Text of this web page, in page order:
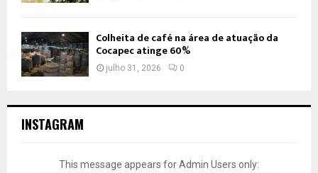
Colheita de café na área de atuação da
Cocapec atinge 60%
julho 31, 2026 0
INSTAGRAM
This message appears for Admin Users only: